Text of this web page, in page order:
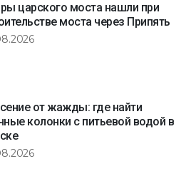
царского моста нашли при
моста через Припять
от жажды: где найти
колонки с питьевой водой в